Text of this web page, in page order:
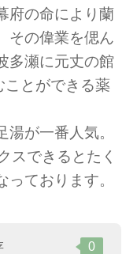
府の命により蘭
その偉業を偲ん
多瀬に元丈の館
ことができる薬
が一番人気。
スできるとたく
ております。
0